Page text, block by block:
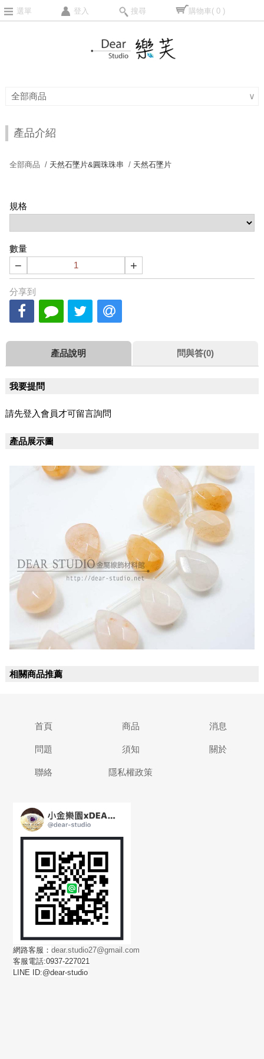
選單 登入 搜尋 購物車( 0 )
全部商品 ∨
產品介紹
全部商品 / 天然石墜片&圓珠珠串 / 天然石墜片
規格
數量
− +
分享到
產品說明 問與答(0)
我要提問
請先登入會員才可留言詢問
產品展示圖
相關商品推薦
首頁 商品 消息
問題 須知 關於
聯絡 隱私權政策
網路客服：dear.studio27@gmail.com
客服電話:0937-227021
LINE ID:@dear-studio